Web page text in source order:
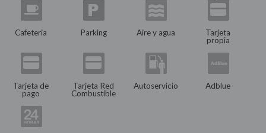
Cafeteria Parking Aire y agua
Tarjeta
propia
Tarjeta de
pago
Tarjeta Red
Combustible
Autoservicio Adblue